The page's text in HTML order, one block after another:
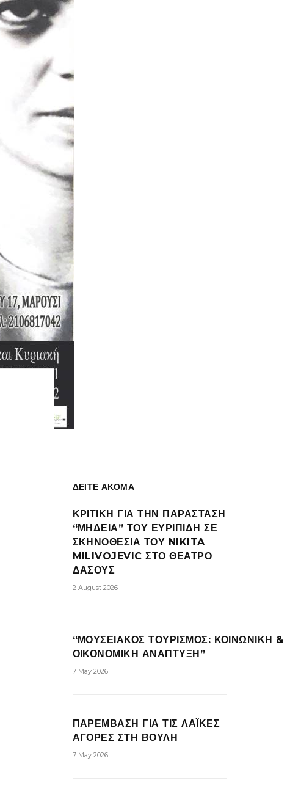
ΔΕΙΤΕ ΑΚΟΜΑ
ΚΡΙΤΙΚΗ ΓΙΑ ΤΗΝ ΠΑΡΑΣΤΑΣΗ
“ΜΗΔΕΙΑ” ΤΟΥ ΕΥΡΙΠΙΔΗ ΣΕ
ΣΚΗΝΟΘΕΣΙΑ ΤΟΥ NIKITA
MILIVOJEVIC ΣΤΟ ΘΕΑΤΡΟ
ΔΑΣΟΥΣ
2 August 2026
“ΜΟΥΣΕΙΑΚΟΣ ΤΟΥΡΙΣΜΟΣ: ΚΟΙΝΩΝΙΚΗ &
ΟΙΚΟΝΟΜΙΚΗ ΑΝΑΠΤΥΞΗ”
7 May 2026
ΠΑΡΕΜΒΑΣΗ ΓΙΑ ΤΙΣ ΛΑΪΚΕΣ
ΑΓΟΡΕΣ ΣΤΗ ΒΟΥΛΗ
7 May 2026